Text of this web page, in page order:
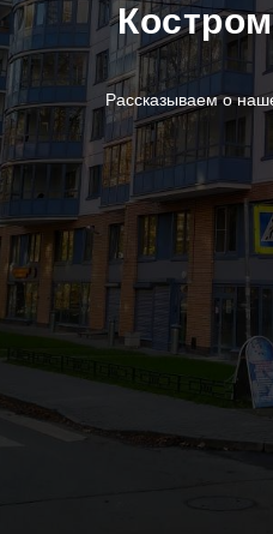
Рассказываем о